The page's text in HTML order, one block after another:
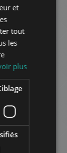
À LA LISTE
FRENCH
ITALIAN
RUSSIAN
ARABIC
et
tout
les
plus